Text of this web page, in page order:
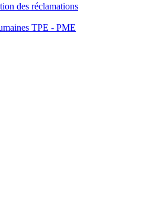
des réclamations
TPE - PME